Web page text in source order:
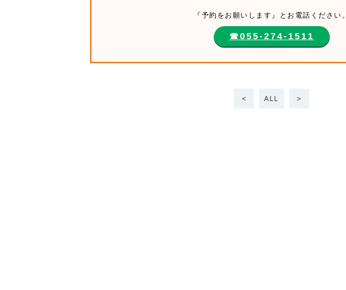
『予約をお願いします』とお電話ください。
☎︎055-274-1511
< ALL >